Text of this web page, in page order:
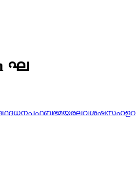
ഘ
ഥദധനപഫബഭമയരലവശഷസഹളറ